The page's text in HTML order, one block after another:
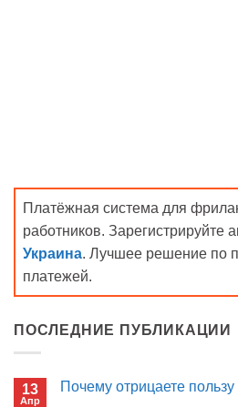
Платёжная система для
работников. Зарегистрируйте
Украина. Лучшее решение по
платежей.
ПОСЛЕДНИЕ ПУБЛИКАЦИИ
13
Апр
Почему отрицаете